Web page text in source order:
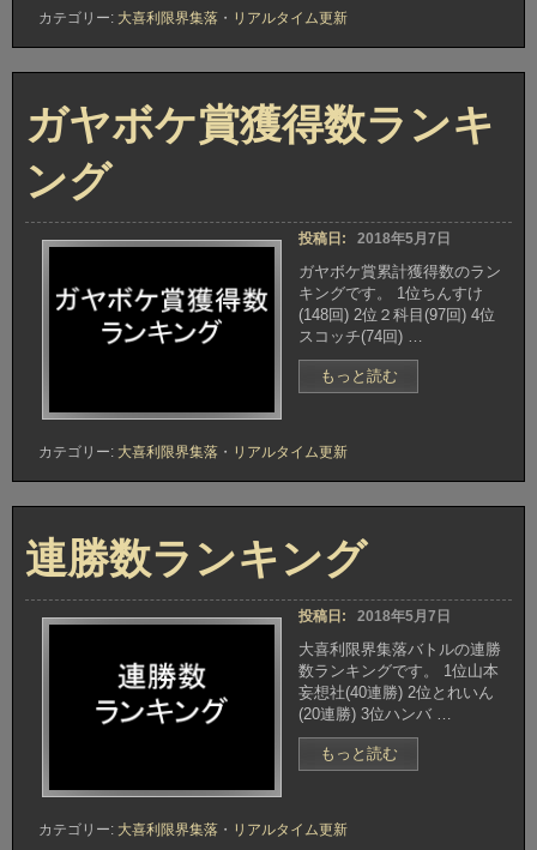
ン
ト
果”
カテゴリー: 大喜利限界集落 ・ リアルタイム更新
ガヤボケ賞獲得数ランキ
ング
投稿日: 2018年5月7日
ガヤボケ賞累計獲得数のラン
キングです。 1位ちんすけ
(148回) 2位２科目(97回) 4位
スコッチ(74回) …
もっと読む“ガ
ヤ
獲
得
ン
カテゴリー: 大喜利限界集落 ・ リアルタイム更新
連勝数ランキング
投稿日: 2018年5月7日
大喜利限界集落バトルの連勝
数ランキングです。 1位山本
妄想社(40連勝) 2位とれいん
(20連勝) 3位ハンバ …
もっと読む“連
勝
カテゴリー: 大喜利限界集落 ・ リアルタイム更新